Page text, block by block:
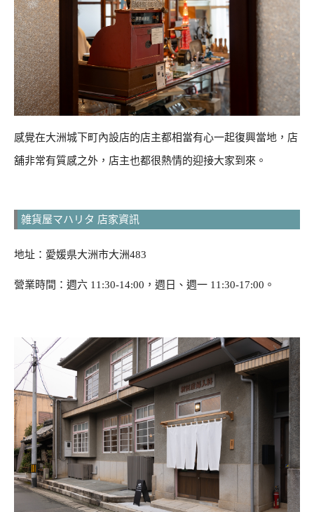
感覺在大洲城下町內設店的店主都相當有心一起復興當地，店
舖非常有質感之外，店主也都很熱情的迎接大家到來。
雑貨屋マハリタ 店家資訊
地址：愛媛県大洲市大洲483
營業時間：週六 11:30-14:00，週日、週一 11:30-17:00。